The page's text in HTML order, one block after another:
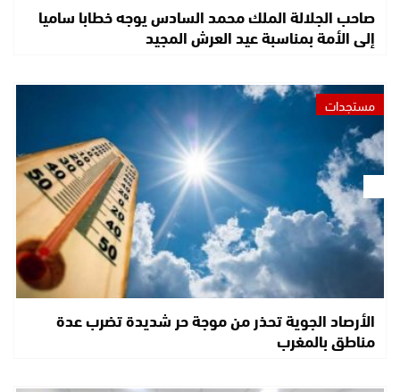
صاحب الجلالة الملك محمد السادس يوجه خطابا ساميا
إلى الأمة بمناسبة عيد العرش المجيد
مستجدات
الأرصاد الجوية تحذر من موجة حر شديدة تضرب عدة
مناطق بالمغرب